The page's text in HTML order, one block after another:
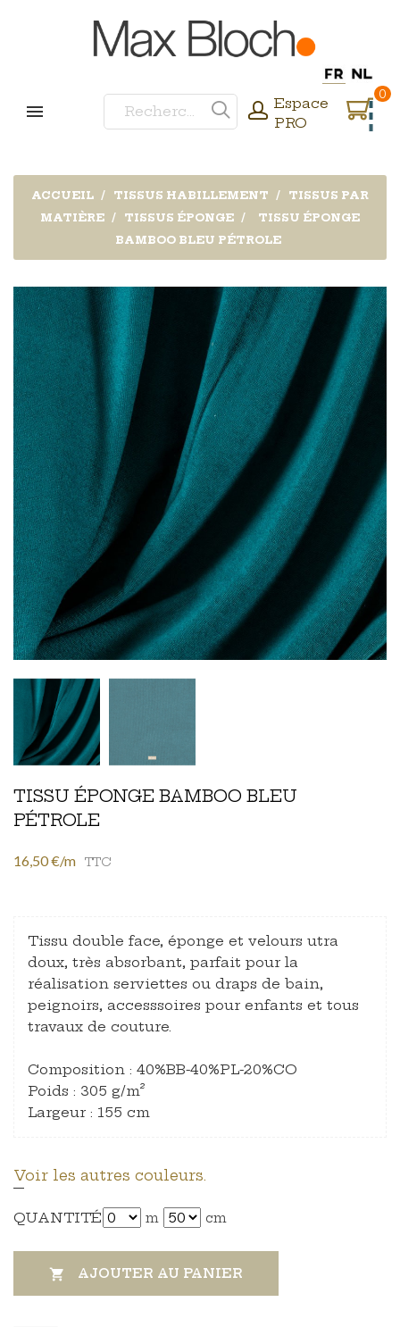
Espace
PRO
0
ACCUEIL TISSUS HABILLEMENT
TISSUS PAR
MATIÈRE
TISSUS ÉPONGE
TISSU ÉPONGE
BAMBOO BLEU PÉTROLE
TISSU ÉPONGE BAMBOO BLEU
PÉTROLE
16,50 €/m TTC
Tissu double face, éponge et velours utra
doux, très absorbant, parfait pour la
réalisation serviettes ou draps de bain,
peignoirs, accesssoires pour enfants et tous
travaux de couture.
Composition : 40%BB-40%PL-20%CO
Poids : 305 g/m²
Largeur : 155 cm
Voir les autres couleurs.
QUANTITÉ m cm
 AJOUTER AU PANIER